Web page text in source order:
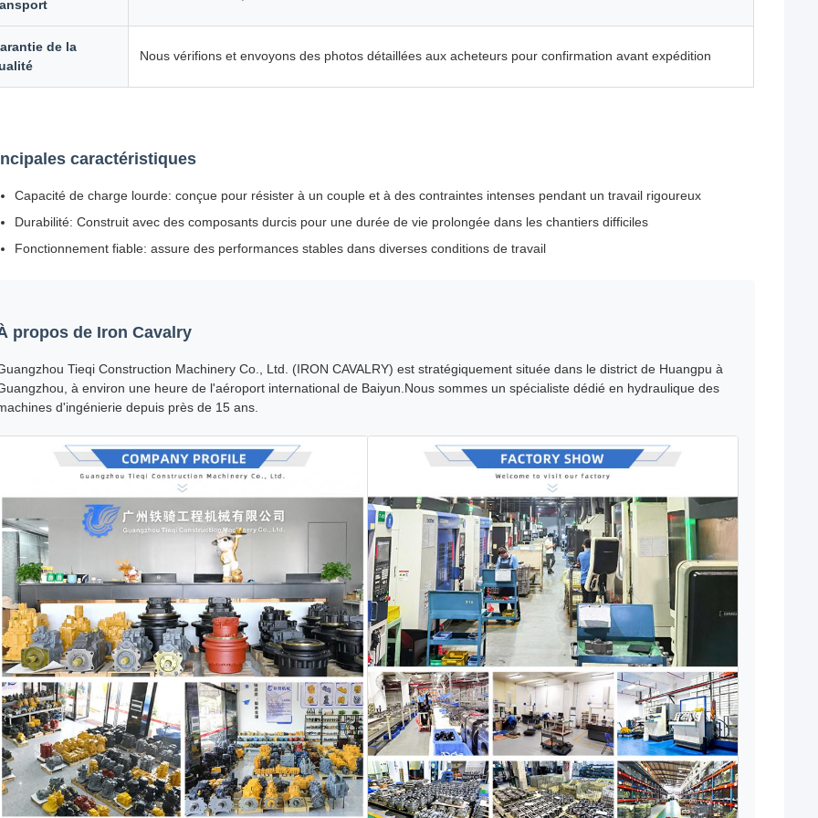
de la
Nous vérifions et envoyons des photos détaillées aux acheteurs pour confirmation avant expédition
caractéristiques
Capacité de charge lourde: conçue pour résister à un couple et à des contraintes intenses pendant un travail rigoureux
Durabilité: Construit avec des composants durcis pour une durée de vie prolongée dans les chantiers difficiles
Fonctionnement fiable: assure des performances stables dans diverses conditions de travail
propos de Iron Cavalry
Tieqi Construction Machinery Co., Ltd. (IRON CAVALRY) est stratégiquement située dans le district de Huangpu à
à environ une heure de l'aéroport international de Baiyun.Nous sommes un spécialiste dédié en hydraulique des
d'ingénierie depuis près de 15 ans.